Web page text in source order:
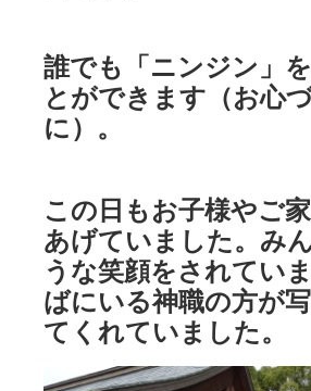
誰でも「ニンジン」
とができます（お心
に）。
この日もお子様やご
あげていました。み
うな笑顔をされてい
ばにいる神職の方が
てくれていました。